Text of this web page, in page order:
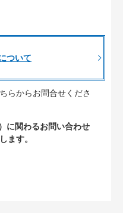
ついて
らからお問合せくださ
に関わるお問い合わせ
ます。